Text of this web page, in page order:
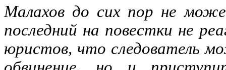
Малахов до сих пор не
последний на повестки не
юристов, что следователь